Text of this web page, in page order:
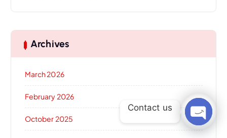
Archives
March 2026
February 2026
October 2025
Contact us
Open